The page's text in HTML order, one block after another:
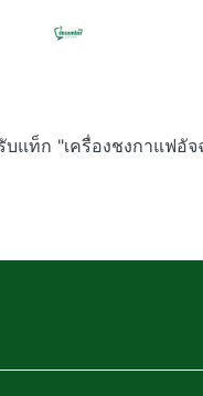
แท็ก "เครื่องชงกาแฟอัจ